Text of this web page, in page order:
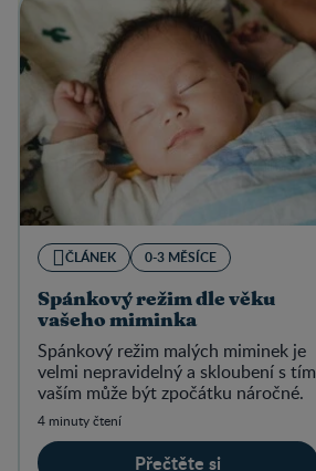
ČLÁNEK 0-3 MĚSÍCE
Spánkový režim dle věku
vašeho miminka
Spánkový režim malých miminek je
velmi nepravidelný a skloubení s tím
vaším může být zpočátku náročné.
4 minuty čtení
Přečtěte si